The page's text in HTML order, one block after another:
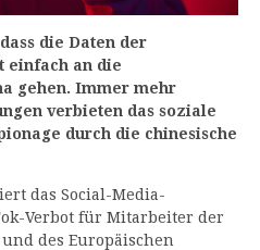
die Daten der
einfach an die
gehen. Immer mehr
verbieten das soziale
durch die chinesische
das Social-Media-
Verbot für Mitarbeiter der
des Europäischen